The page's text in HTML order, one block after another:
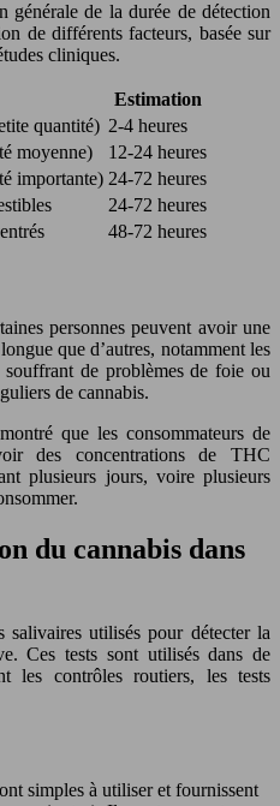
générale de la durée de détection
de différents facteurs, basée sur
cliniques.
Estimation
quantité) 2-4 heures
moyenne)
12-24 heures
importante) 24-72 heures
24-72 heures
48-72 heures
personnes peuvent avoir une
que d’autres, notamment les
souffrant de problèmes de foie ou
de cannabis.
que les consommateurs de
des concentrations de THC
plusieurs jours, voire plusieurs
du cannabis dans
utilisés pour détecter la
Ces tests sont utilisés dans de
les contrôles routiers, les tests
simples à utiliser et fournissent